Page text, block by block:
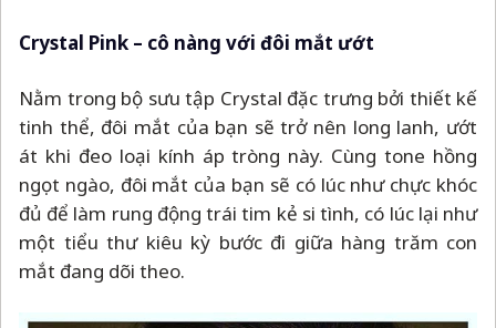
Crystal Pink – cô nàng với đôi mắt ướt
Nằm trong bộ sưu tập Crystal đặc trưng bởi thiết kế
tinh thể, đôi mắt của bạn sẽ trở nên long lanh, ướt
át khi đeo loại kính áp tròng này. Cùng tone hồng
ngọt ngào, đôi mắt của bạn sẽ có lúc như chực khóc
đủ để làm rung động trái tim kẻ si tình, có lúc lại như
một tiểu thư kiêu kỳ bước đi giữa hàng trăm con
mắt đang dõi theo.